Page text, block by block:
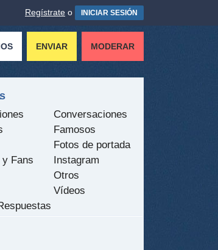
Regístrate o INICIAR SESIÓN
ENVIAR MODERAR
Conversaciones
Famosos
Fotos de portada
Fans
Instagram
Otros
Vídeos